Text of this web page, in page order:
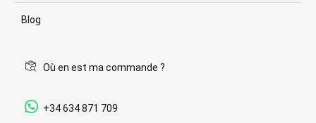
Blog
Où en est ma commande ?
+34 634 871 709